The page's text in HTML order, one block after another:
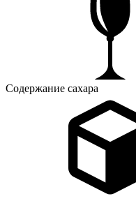
Содержание сахара